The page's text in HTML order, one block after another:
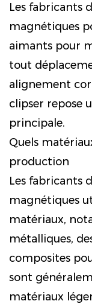
Les fabricants
magnétiques
aimants pour
tout
alignement
clipser repose
principale.
Quels
production
Les fabricants
magnétiques
matériaux,
métalliques,
composites
sont
matériaux